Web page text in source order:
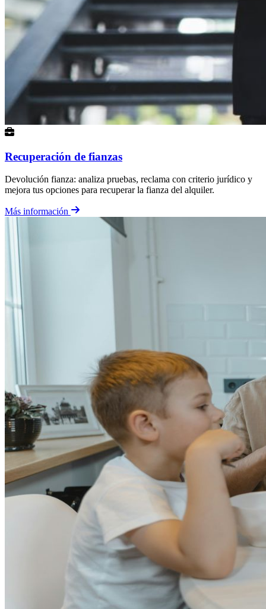
Recuperación de fianzas
Devolución fianza: analiza pruebas, reclama con criterio jurídico y
mejora tus opciones para recuperar la fianza del alquiler.
Más información